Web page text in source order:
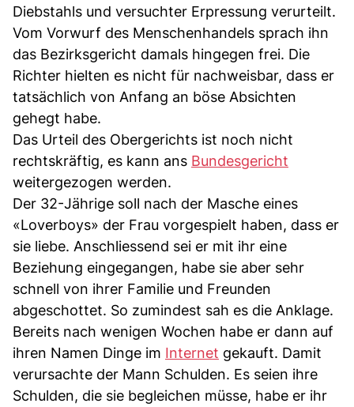
Diebstahls und versuchter Erpressung verurteilt.
Vom Vorwurf des Menschenhandels sprach ihn
das Bezirksgericht damals hingegen frei. Die
Richter hielten es nicht für nachweisbar, dass er
tatsächlich von Anfang an böse Absichten
gehegt habe.
Das Urteil des Obergerichts ist noch nicht
rechtskräftig, es kann ans Bundesgericht
weitergezogen werden.
Der 32-Jährige soll nach der Masche eines
«Loverboys» der Frau vorgespielt haben, dass er
sie liebe. Anschliessend sei er mit ihr eine
Beziehung eingegangen, habe sie aber sehr
schnell von ihrer Familie und Freunden
abgeschottet. So zumindest sah es die Anklage.
Bereits nach wenigen Wochen habe er dann auf
ihren Namen Dinge im Internet gekauft. Damit
verursachte der Mann Schulden. Es seien ihre
Schulden, die sie begleichen müsse, habe er ihr